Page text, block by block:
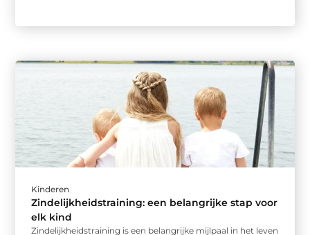
Kinderen
Zindelijkheidstraining: een belangrijke stap voor
elk kind
Zindelijkheidstraining is een belangrijke mijlpaal in het leven